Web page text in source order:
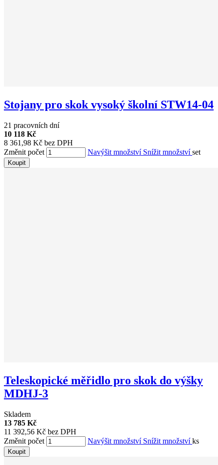
Stojany pro skok vysoký školní STW14-04
21 pracovních dní
10 118 Kč
8 361,98 Kč bez DPH
Změnit počet
Navýšit množství Snížit množstvíset
Koupit
Teleskopické měřidlo pro skok do výšky
MDHJ-3
Skladem
13 785 Kč
11 392,56 Kč bez DPH
Změnit počet
Navýšit množství Snížit množstvíks
Koupit